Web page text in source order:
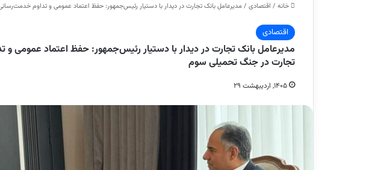
خانه / اقتصادی /مدیرعامل بانک تجارت در دیدار با دستیار رئیس‌جمهور: حفظ اعتماد عمومی و تداوم
اقتصادی
مدیرعامل بانک تجارت در دیدار با دستیار رئیس‌جمهور: حفظ اعتماد عمومی و
تجارت در جنگ تحمیلی سوم
۱۴۰۵, اردیبهشت ۲۹